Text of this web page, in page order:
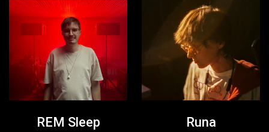
REM Sleep Runa